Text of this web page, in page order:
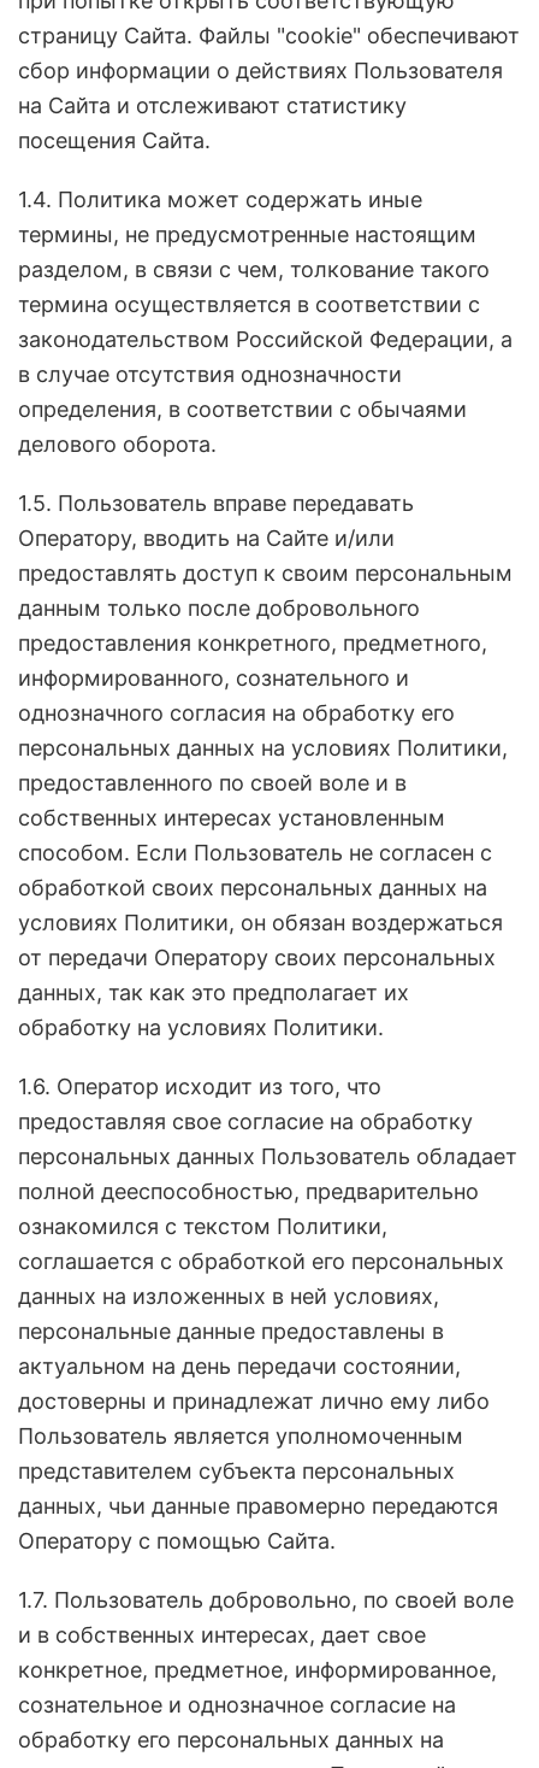
страницу Сайта. Файлы "cookie" обеспечивают
сбор информации о действиях Пользователя
на Сайта и отслеживают статистику
посещения Сайта.
1.4. Политика может содержать иные
термины, не предусмотренные настоящим
разделом, в связи с чем, толкование такого
термина осуществляется в соответствии с
законодательством Российской Федерации, а
в случае отсутствия однозначности
определения, в соответствии с обычаями
делового оборота.
1.5. Пользователь вправе передавать
Оператору, вводить на Сайте и/или
предоставлять доступ к своим персональным
данным только после добровольного
предоставления конкретного, предметного,
информированного, сознательного и
однозначного согласия на обработку его
персональных данных на условиях Политики,
предоставленного по своей воле и в
собственных интересах установленным
способом. Если Пользователь не согласен с
обработкой своих персональных данных на
условиях Политики, он обязан воздержаться
от передачи Оператору своих персональных
данных, так как это предполагает их
обработку на условиях Политики.
1.6. Оператор исходит из того, что
предоставляя свое согласие на обработку
персональных данных Пользователь обладает
полной дееспособностью, предварительно
ознакомился с текстом Политики,
соглашается с обработкой его персональных
данных на изложенных в ней условиях,
персональные данные предоставлены в
актуальном на день передачи состоянии,
достоверны и принадлежат лично ему либо
Пользователь является уполномоченным
представителем субъекта персональных
данных, чьи данные правомерно передаются
Оператору с помощью Сайта.
1.7. Пользователь добровольно, по своей воле
и в собственных интересах, дает свое
конкретное, предметное, информированное,
сознательное и однозначное согласие на
обработку его персональных данных на